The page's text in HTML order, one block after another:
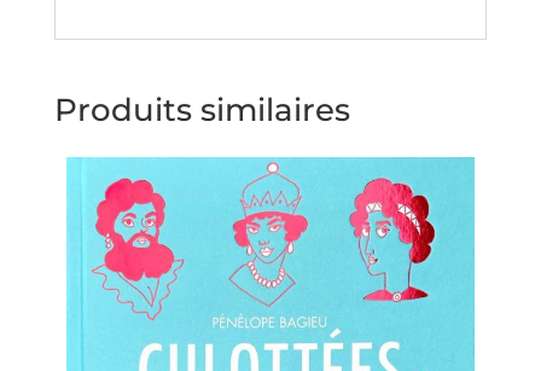
Produits similaires